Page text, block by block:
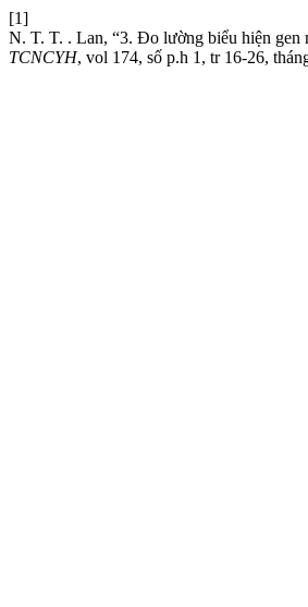
[1]
N. T. T. . Lan, “3. Đo lường biểu hiện gen
TCNCYH, vol 174, số p.h 1, tr 16-26,